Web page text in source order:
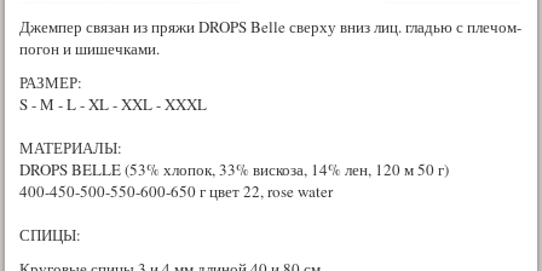
Джемпер связан из пряжи DROPS Belle сверху вниз лиц. гладью с плечом-
погон и шишечками.
РАЗМЕР:
S - M - L - XL - XXL - XXXL
МАТЕРИАЛЫ:
DROPS BELLE (53% хлопок, 33% вискоза, 14% лен, 120 м 50 г)
400-450-500-550-600-650 г цвет 22, rose water
СПИЦЫ: